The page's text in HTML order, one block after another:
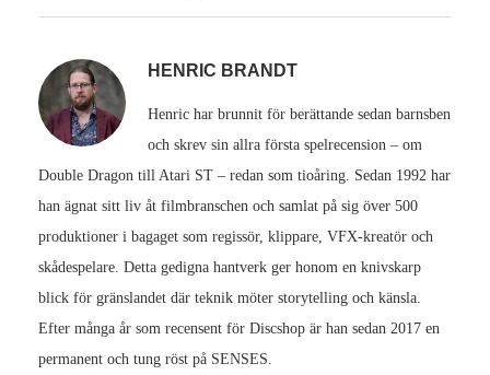
HENRIC BRANDT
Henric har brunnit för berättande sedan barnsben
och skrev sin allra första spelrecension – om
Double Dragon till Atari ST – redan som tioåring. Sedan 1992 har
han ägnat sitt liv åt filmbranschen och samlat på sig över 500
produktioner i bagaget som regissör, klippare, VFX-kreatör och
skådespelare. Detta gedigna hantverk ger honom en knivskarp
blick för gränslandet där teknik möter storytelling och känsla.
Efter många år som recensent för Discshop är han sedan 2017 en
permanent och tung röst på SENSES.